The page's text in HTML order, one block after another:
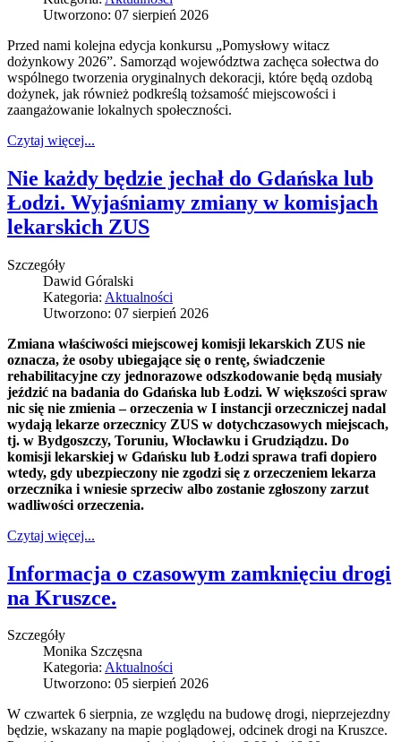
Utworzono: 07 sierpień 2026
Przed nami kolejna edycja konkursu „Pomysłowy witacz
dożynkowy 2026”. Samorząd województwa zachęca sołectwa do
wspólnego tworzenia oryginalnych dekoracji, które będą ozdobą
dożynek, jak również podkreślą tożsamość miejscowości i
zaangażowanie lokalnych społeczności.
Czytaj więcej...
Nie każdy będzie jechał do Gdańska lub
Łodzi. Wyjaśniamy zmiany w komisjach
lekarskich ZUS
Szczegóły
Dawid Góralski
Kategoria: Aktualności
Utworzono: 07 sierpień 2026
Zmiana właściwości miejscowej komisji lekarskich ZUS nie
oznacza, że osoby ubiegające się o rentę, świadczenie
rehabilitacyjne czy jednorazowe odszkodowanie będą musiały
jeździć na badania do Gdańska lub Łodzi. W większości spraw
nic się nie zmienia – orzeczenia w I instancji orzeczniczej nadal
wydają lekarze orzecznicy ZUS w dotychczasowych miejscach,
tj. w Bydgoszczy, Toruniu, Włocławku i Grudziądzu. Do
komisji lekarskiej w Gdańsku lub Łodzi sprawa trafi dopiero
wtedy, gdy ubezpieczony nie zgodzi się z orzeczeniem lekarza
orzecznika i wniesie sprzeciw albo zostanie zgłoszony zarzut
wadliwości orzeczenia.
Czytaj więcej...
Informacja o czasowym zamknięciu drogi
na Kruszce.
Szczegóły
Monika Szczęsna
Kategoria: Aktualności
Utworzono: 05 sierpień 2026
W czwartek 6 sierpnia, ze względu na budowę drogi, nieprzejezdny
będzie, wskazany na mapie poglądowej, odcinek drogi na Kruszce.